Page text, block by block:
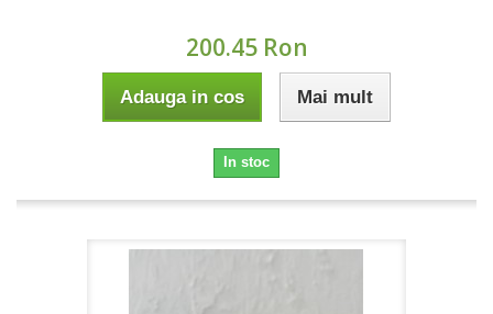
200.45 Ron
Adauga in cos Mai mult
In stoc